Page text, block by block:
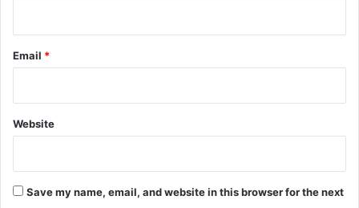
Email *
Website
Save my name, email, and website in this browser for the next